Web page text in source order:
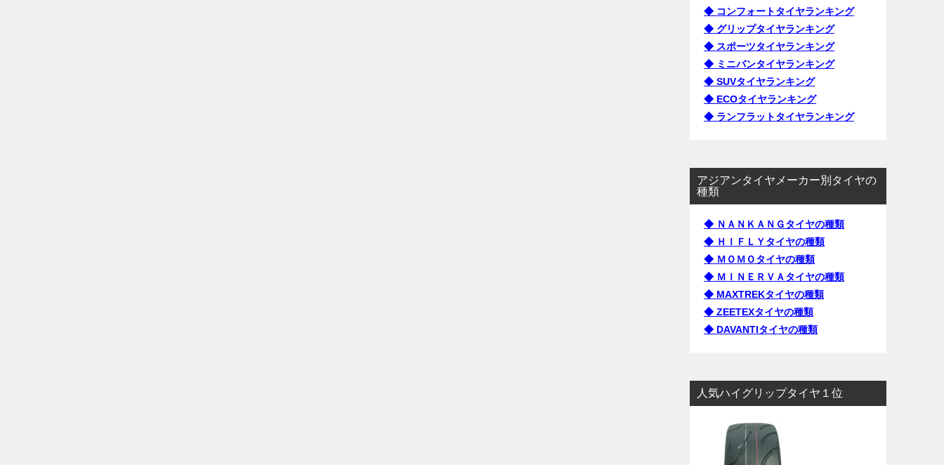
◆ コンフォートタイヤランキング
◆ グリップタイヤランキング
◆ スポーツタイヤランキング
◆ ミニバンタイヤランキング
◆ SUVタイヤランキング
◆ ECOタイヤランキング
◆ ランフラットタイヤランキング
アジアンタイヤメーカー別タイヤの
種類
◆ ＮＡＮＫＡＮＧタイヤの種類
◆ ＨＩＦＬＹタイヤの種類
◆ ＭＯＭＯタイヤの種類
◆ ＭＩＮＥＲＶＡタイヤの種類
◆ MAXTREKタイヤの種類
◆ ZEETEXタイヤの種類
◆ DAVANTIタイヤの種類
人気ハイグリップタイヤ１位